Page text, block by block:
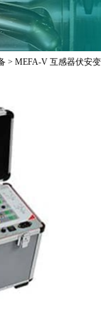
> MEFA-V 互感器伏安